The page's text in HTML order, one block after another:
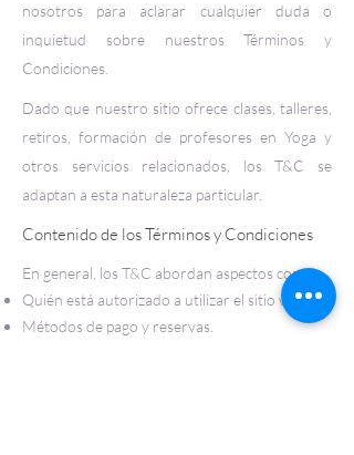
nosotros para aclarar cualquier duda o
inquietud sobre nuestros Términos y
Condiciones.
Dado que nuestro sitio ofrece clases, talleres,
retiros, formación de profesores en Yoga y
otros servicios relacionados, los T&C se
adaptan a esta naturaleza particular.
Contenido de los Términos y Condiciones
En general, los T&C abordan aspectos como:
Quién está autorizado a utilizar el sitio web.
Métodos de pago y reservas.